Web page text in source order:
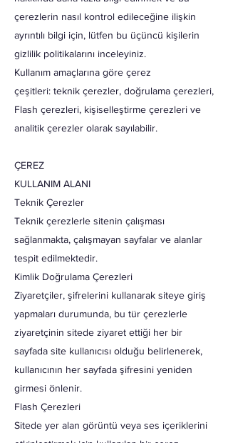
çerezlerin nasıl kontrol edileceğine ilişkin
ayrıntılı bilgi için, lütfen bu üçüncü kişilerin
gizlilik politikalarını inceleyiniz.
Kullanım amaçlarına göre çerez
çeşitleri: teknik çerezler, doğrulama çerezleri,
Flash çerezleri, kişiselleştirme çerezleri ve
analitik çerezler olarak sayılabilir.
ÇEREZ
KULLANIM ALANI
Teknik Çerezler
Teknik çerezlerle sitenin çalışması
sağlanmakta, çalışmayan sayfalar ve alanlar
tespit edilmektedir.
Kimlik Doğrulama Çerezleri
Ziyaretçiler, şifrelerini kullanarak siteye giriş
yapmaları durumunda, bu tür çerezlerle
ziyaretçinin sitede ziyaret ettiği her bir
sayfada site kullanıcısı olduğu belirlenerek,
kullanıcının her sayfada şifresini yeniden
girmesi önlenir.
Flash Çerezleri
Sitede yer alan görüntü veya ses içeriklerini